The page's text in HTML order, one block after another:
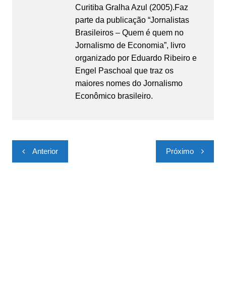
Curitiba Gralha Azul (2005).Faz
parte da publicação “Jornalistas
Brasileiros – Quem é quem no
Jornalismo de Economia”, livro
organizado por Eduardo Ribeiro e
Engel Paschoal que traz os
maiores nomes do Jornalismo
Econômico brasileiro.
Navegação
de
Anterior Próximo